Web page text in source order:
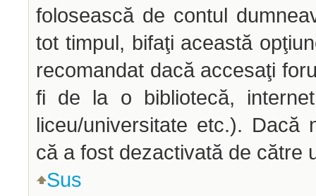
folosească de contul
tot timpul, bifaţi această
recomandat dacă accesaţi
fi de la o bibliotecă,
liceu/universitate etc.). Dacă
că a fost dezactivată de către
Sus